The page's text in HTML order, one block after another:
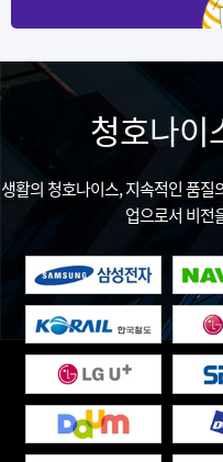
청호나이
생활의 청호나이스, 지속적인 품
업으로서 비전